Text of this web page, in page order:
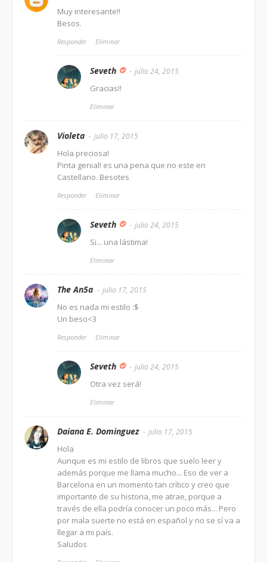
Muy interesante!!
Besos.
Responder Eliminar
Seveth julio 24, 2015
Gracias!!
Eliminar
Violeta julio 17, 2015
Hola preciosa!
Pinta genial! es una pena que no este en
Castellano. Besotes
Responder Eliminar
Seveth julio 24, 2015
Si... una lástima!
Eliminar
The An5a julio 17, 2015
No es nada mi estilo :$
Un beso<3
Responder Eliminar
Seveth julio 24, 2015
Otra vez será!
Eliminar
Daiana E. Dominguez julio 17, 2015
Hola
Aunque es mi estilo de libros que suelo leer y
además porque me llama mucho... Eso de ver a
Barcelona en un momento tan crítico y creo que
importante de su historia, me atrae, porque a
través de ella podría conocer un poco más... Pero
por mala suerte no está en español y no se sí va a
llegar a mi país.
Saludos